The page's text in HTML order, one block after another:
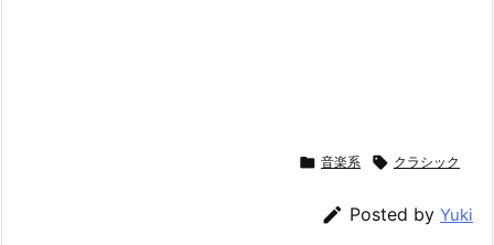
 音楽系  クラシック
 Posted by Yuki